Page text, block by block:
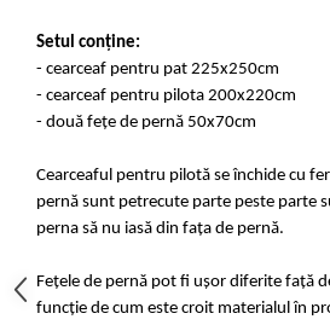
Setul conține:
- cearceaf pentru pat 225x250cm
- cearceaf pentru pilota 200x220cm
- două fețe de pernă 50x70cm
Cearceaful pentru pilotă se închide cu
pernă sunt petrecute parte peste parte
perna să nu iasă din fața de pernă.
Fețele de pernă pot fi ușor diferite față
funcție de cum este croit materialul în